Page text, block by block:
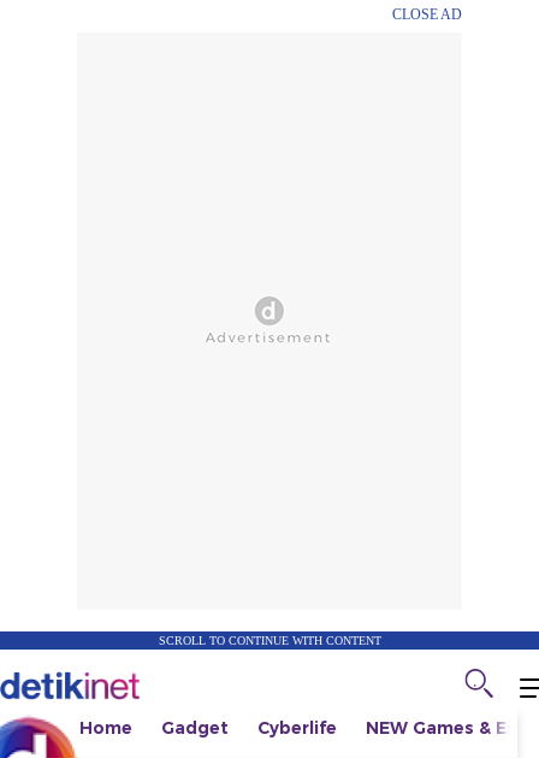
CLOSE AD
SCROLL TO CONTINUE WITH CONTENT
Home Gadget Cyberlife NEW Games &